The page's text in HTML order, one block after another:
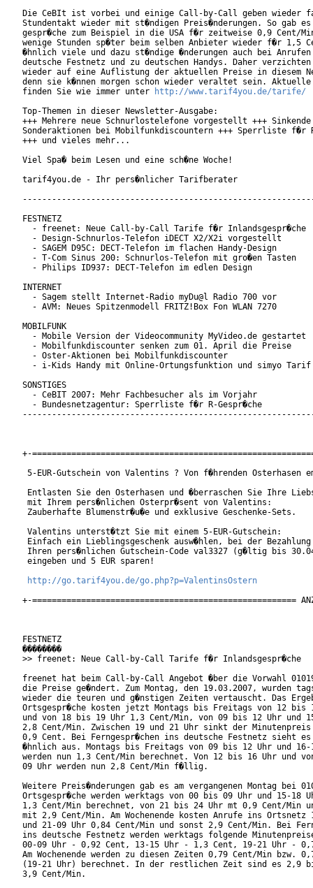
Die CeBIt ist vorbei und einige Call-by-Call geben wieder
Stundentakt wieder mit st�ndigen Preis�nderungen. So gab
gespr�che zum Beispiel in die USA f�r zeitweise 0,9 Cent/
wenige Stunden sp�ter beim selben Anbieter wieder f�r 1,5
�hnlich viele und dazu st�ndige �nderungen auch bei
deutsche Festnetz und zu deutschen Handys. Daher
wieder auf eine Auflistung der aktuellen Preise in diesem
denn sie k�nnen morgen schon wieder veraltet sein.
finden Sie wie immer unter
http://www.tarif4you.de/tarife/
Top-Themen in dieser Newsletter-Ausgabe:
+++ Mehrere neue Schnurlostelefone vorgestellt +++
Sonderaktionen bei Mobilfunkdiscountern +++ Sperrliste f�r
+++ und vieles mehr...
Viel Spa� beim Lesen und eine sch�ne Woche!
tarif4you.de - Ihr pers�nlicher Tarifberater
FESTNETZ
  - freenet: Neue Call-by-Call Tarife f�r Inlandsgespr�che
  - Design-Schnurlos-Telefon iDECT X2/X2i vorgestellt
  - SAGEM D95C: DECT-Telefon im flachen Handy-Design
  - T-Com Sinus 200: Schnurlos-Telefon mit gro�en Tasten
  - Philips ID937: DECT-Telefon im edlen Design
INTERNET
  - Sagem stellt Internet-Radio myDu@l Radio 700 vor
  - AVM: Neues Spitzenmodell FRITZ!Box Fon WLAN 7270
MOBILFUNK
  - Mobile Version der Videocommunity MyVideo.de gestartet
  - Mobilfunkdiscounter senken zum 01. April die Preise
  - Oster-Aktionen bei Mobilfunkdiscounter
  - i-Kids Handy mit Online-Ortungsfunktion und simyo Tarif
SONSTIGES
  - CeBIT 2007: Mehr Fachbesucher als im Vorjahr
  - Bundesnetzagentur: Sperrliste f�r R-Gespr�che
+-
5-EUR-Gutschein von Valentins ? Von f�hrenden Osterhasen
Entlasten Sie den Osterhasen und �berraschen Sie Ihre
mit Ihrem pers�nlichen Osterpr�sent von Valentins:
Zauberhafte Blumenstr�u�e und exklusive Geschenke-Sets.
Valentins unterst�tzt Sie mit einem 5-EUR-Gutschein:
Einfach ein Lieblingsgeschenk ausw�hlen, bei der Bezahlung
Ihren pers�nlichen Gutschein-Code val3327 (g�ltig bis
eingeben und 5 EUR sparen!
http://go.tarif4you.de/go.php?p=ValentinsOstern
+-======================================================
FESTNETZ
��������
>> freenet: Neue Call-by-Call Tarife f�r Inlandsgespr�che
freenet hat beim Call-by-Call Angebot �ber die Vorwahl
die Preise ge�ndert. Zum Montag, den 19.03.2007, wurden
wieder die teuren und g�nstigen Zeiten vertauscht. Das
Ortsgespr�che kosten jetzt Montags bis Freitags von 12 bis
und von 18 bis 19 Uhr 1,3 Cent/Min, von 09 bis 12 Uhr und
2,8 Cent/Min. Zwischen 19 und 21 Uhr sinkt der
0,9 Cent. Bei Ferngespr�chen ins deutsche Festnetz sieht es
�hnlich aus. Montags bis Freitags von 09 bis 12 Uhr und 16-
werden nun 1,3 Cent/Min berechnet. Von 12 bis 16 Uhr und
09 Uhr werden nun 2,8 Cent/Min f�llig.
Weitere Preis�nderungen gab es am vergangenen Montag bei
Ortsgespr�che werden werktags von 00 bis 09 Uhr und 15-18
1,3 Cent/Min berechnet, von 21 bis 24 Uhr mt 0,9 Cent/Min
mit 2,9 Cent/Min. Am Wochenende kosten Anrufe ins Ortsnetz
und 21-09 Uhr 0,84 Cent/Min und sonst 2,9 Cent/Min. Bei
ins deutsche Festnetz werden werktags folgende
00-09 Uhr - 0,92 Cent, 13-15 Uhr - 1,3 Cent, 19-21 Uhr -
Am Wochenende werden zu diesen Zeiten 0,79 Cent/Min bzw.
(19-21 Uhr) berechnet. In der restlichen Zeit sind es 2,9
3,9 Cent/Min.